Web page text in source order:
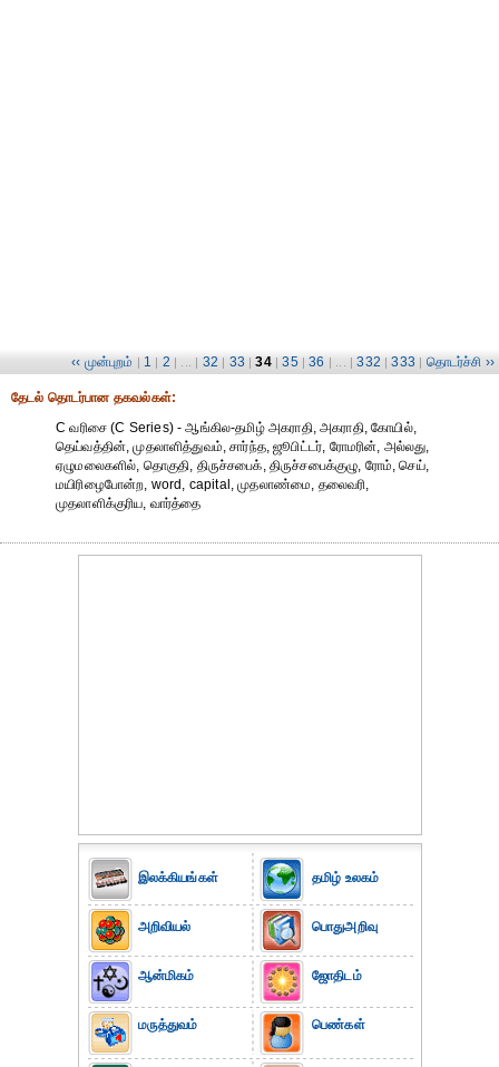
‹‹ முன்புறம் | 1 | 2 | ... | 32 | 33 | 34 | 35 | 36 | ... | 332 | 333 | தொடர்ச்சி ››
தேட‌ல் தொட‌ர்பான தகவ‌ல்க‌ள்:
C வரிசை (C Series) - ஆங்கில-தமிழ் அகராதி, அகராதி, கோயில்,
தெய்வத்தின், முதலாளித்துவம், சார்ந்த, ஜூபிட்டர், ரோமரின், அல்லது,
ஏழுமலைகளில், தொகுதி, திருச்சபைக், திருச்சபைக்குழு, ரோம், செய்,
மயிரிழைபோன்ற, word, capital, முதலாண்மை, தலைவரி,
முதலாளிக்குரிய, வார்த்தை
இலக்கியங்கள்
அறிவியல்
ஆன்மிகம்
மருத்துவம்
தமிழ் உலகம்
பொதுஅறிவு
ஜோதிடம்
பெண்கள்